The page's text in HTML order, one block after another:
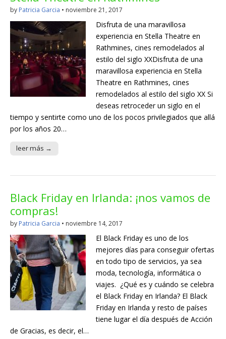
by Patricia Garcia • noviembre 21, 2017
Disfruta de una maravillosa
experiencia en Stella Theatre en
Rathmines, cines remodelados al
estilo del siglo XXDisfruta de una
maravillosa experiencia en Stella
Theatre en Rathmines, cines
remodelados al estilo del siglo XX Si
deseas retroceder un siglo en el
tiempo y sentirte como uno de los pocos privilegiados que allá
por los años 20…
leer más →
Black Friday en Irlanda: ¡nos vamos de
compras!
by Patricia Garcia • noviembre 14, 2017
El Black Friday es uno de los
mejores días para conseguir ofertas
en todo tipo de servicios, ya sea
moda, tecnología, informática o
viajes. ¿Qué es y cuándo se celebra
el Black Friday en Irlanda? El Black
Friday en Irlanda y resto de países
tiene lugar el día después de Acción
de Gracias, es decir, el…